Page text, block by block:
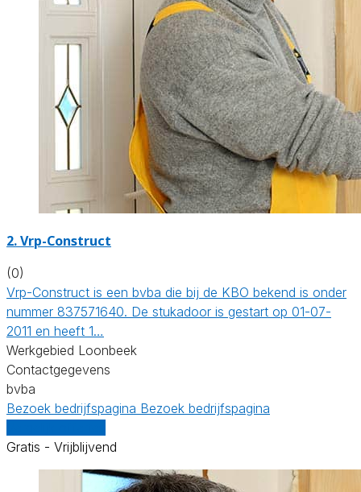
2. Vrp-Construct
(0)
Vrp-Construct is een bvba die bij de KBO bekend is onder
nummer 837571640. De stukadoor is gestart op 01-07-
2011 en heeft 1…
Werkgebied Loonbeek
Contactgegevens
bvba
Bezoek bedrijfspagina Bezoek bedrijfspagina
Gratis - Vrijblijvend